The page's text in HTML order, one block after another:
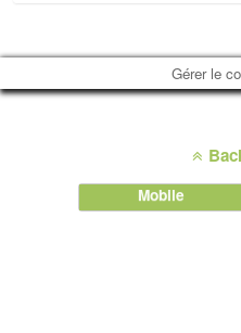
Gérer le
Mobile